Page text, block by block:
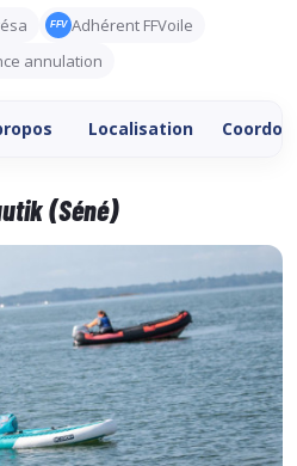
FFV Adhérent FFVoile
annulation
Localisation
(Séné)